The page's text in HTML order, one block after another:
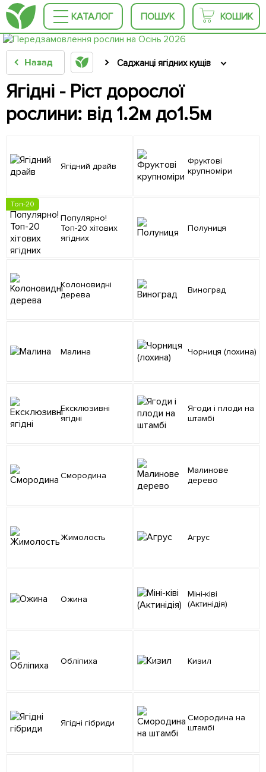
КАТАЛОГ ПОШУК КОШИК
Назад Саджанці ягідних кущів
Ягідні - Ріст дорослої
рослини: від 1.2м до1.5м
Ягідний драйв
Фруктові
крупноміри
Топ-20
Популярно!
Топ-20 хітових
ягідних
Полуниця
Колоновидні
дерева
Виноград
Малина Чорниця (лохина)
Ексклюзивні
ягідні
Ягоди і плоди на
штамбі
Смородина
Малинове
дерево
Жимолость Агрус
Ожина
Міні-ківі
(Актинідія)
Обліпиха Кизил
Ягідні гібриди
Смородина на
штамбі